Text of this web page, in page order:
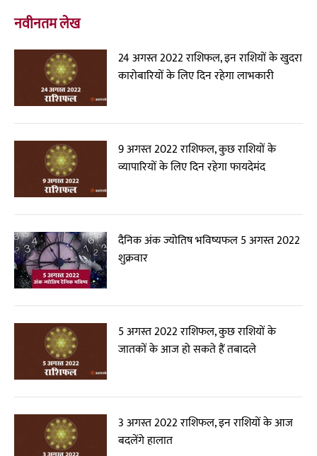
नवीनतम लेख
24 अगस्त 2022 राशिफल, इन राशियों के खुदरा
कारोबारियों के लिए दिन रहेगा लाभकारी
9 अगस्त 2022 राशिफल, कुछ राशियों के
व्यापारियों के लिए दिन रहेगा फायदेमंद
दैनिक अंक ज्योतिष भविष्यफल 5 अगस्त 2022
शुक्रवार
5 अगस्त 2022 राशिफल, कुछ राशियों के
जातकों के आज हो सकते हैं तबादले
3 अगस्त 2022 राशिफल, इन राशियों के आज
बदलेंगे हालात